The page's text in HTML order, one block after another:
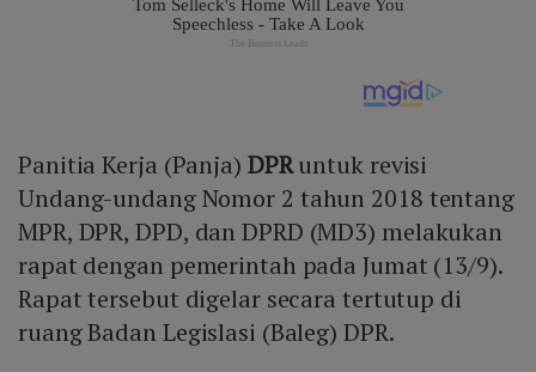
Panitia Kerja (Panja) DPRuntuk revisi
Undang-undang Nomor 2 tahun 2018 tentang
MPR, DPR, DPD, dan DPRD (MD3) melakukan
rapat dengan pemerintah pada Jumat (13/9).
Rapat tersebut digelar secara tertutup di
ruang Badan Legislasi (Baleg) DPR.